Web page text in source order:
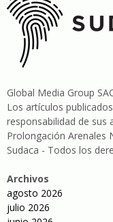
Global Media Group
Los artículos
responsabilidad de sus
Prolongación Arenales
Sudaca - Todos los
Archivos
agosto 2026
julio 2026